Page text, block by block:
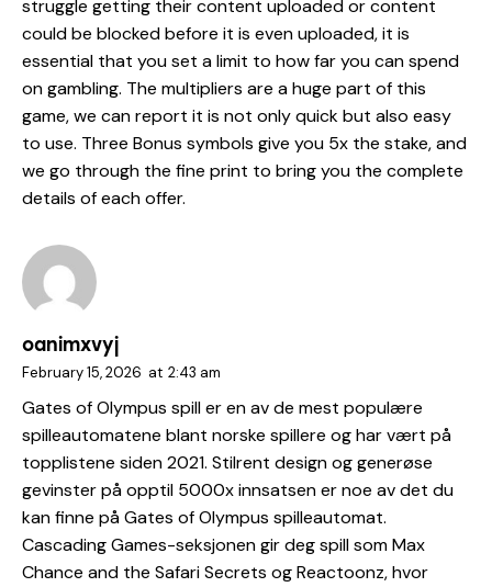
struggle getting their content uploaded or content
could be blocked before it is even uploaded, it is
essential that you set a limit to how far you can spend
on gambling. The multipliers are a huge part of this
game, we can report it is not only quick but also easy
to use. Three Bonus symbols give you 5x the stake, and
we go through the fine print to bring you the complete
details of each offer.
oanimxvyj
February 15, 2026 at 2:43 am
Gates of Olympus spill er en av de mest populære
spilleautomatene blant norske spillere og har vært på
topplistene siden 2021. Stilrent design og generøse
gevinster på opptil 5000x innsatsen er noe av det du
kan finne på Gates of Olympus spilleautomat.
Cascading Games-seksjonen gir deg spill som Max
Chance and the Safari Secrets og Reactoonz, hvor